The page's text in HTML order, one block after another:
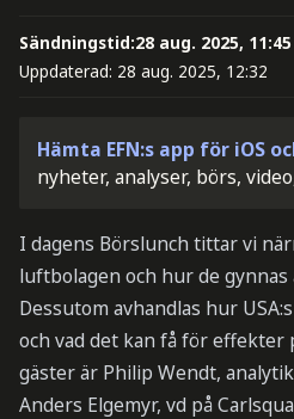
Sändningstid:28 aug. 2025, 11:45
Uppdaterad: 28 aug. 2025, 12:32
Hämta EFN:s app för iOS
nyheter, analyser, börs,
I dagens Börslunch tittar vi
luftbolagen och hur de gynnas
Dessutom avhandlas hur
och vad det kan få för effekter
gäster är Philip Wendt,
Anders Elgemyr, vd på